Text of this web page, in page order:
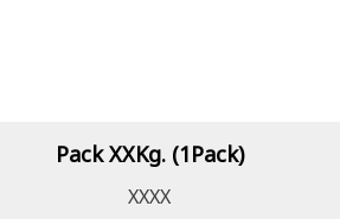
Pack XXKg. (1Pack)
XXXX